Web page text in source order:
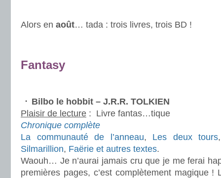
Alors en août… tada : trois livres, trois BD !
Fantasy
Bilbo le hobbit – J.R.R. TOLKIEN
Plaisir de lecture : Livre fantas…tique
Chronique complète
La communauté de l’anneau, Les deux tours
Silmarillion, Faërie et autres textes.
Waouh… Je n’aurai jamais cru que je me ferai
premières pages, c’est complètement magique !